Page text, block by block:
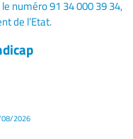
numéro 91 34 000 39 34,
de l’Etat.
08/2026